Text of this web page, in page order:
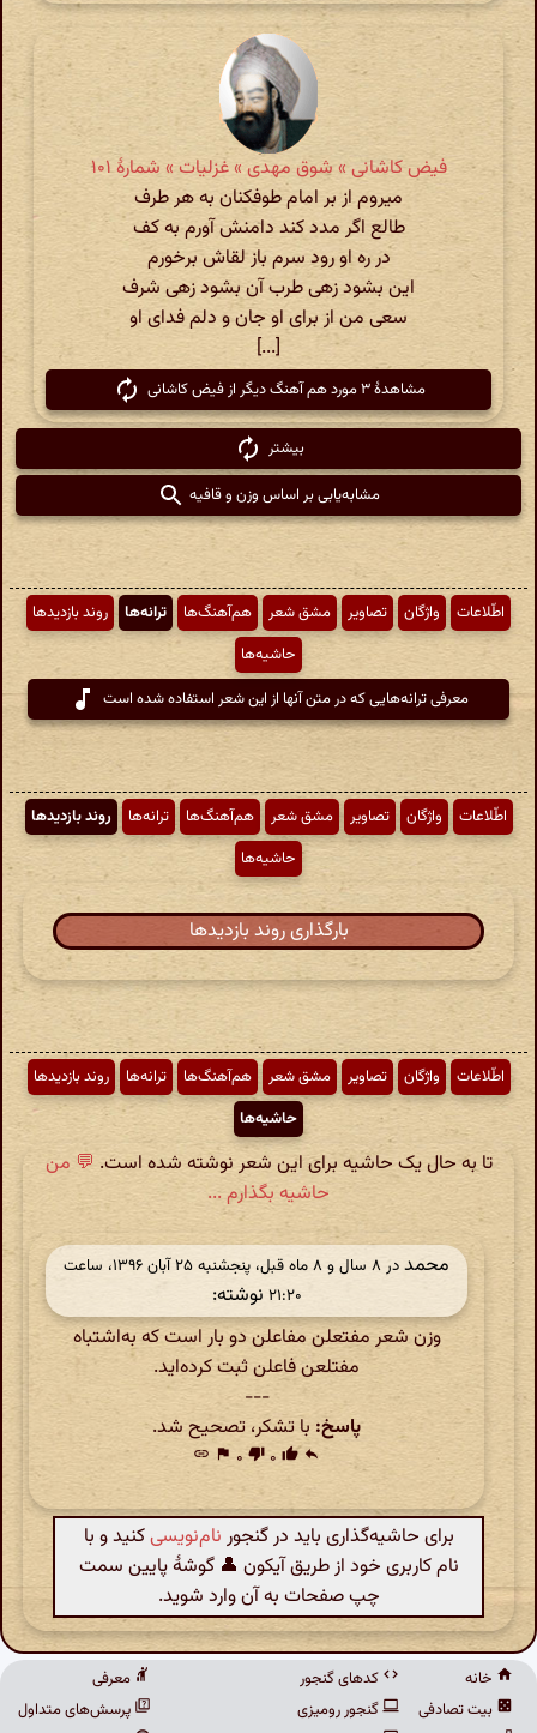
فیض کاشانی » شوق مهدی » غزلیات » شمارهٔ ۱۰۱
می‏روم از بر امام طوف‏کنان به هر طرف
طالع اگر مدد کند دامنش آورم به کف
در ره او رود سرم باز لقاش برخورم
این بشود زهی طرب آن بشود زهی شرف
سعی من از برای او جان و دلم فدای او
[...]
مشاهدهٔ ۳ مورد هم آهنگ دیگر از فیض کاشانی
بیشتر
مشابه‌یابی بر اساس وزن و قافیه
اطّلاعات واژگان تصاویر مشق شعر هم‌آهنگ‌ها ترانه‌ها
روند بازدیدها
حاشیه‌ها
معرفی ترانه‌هایی که در متن آنها از این شعر استفاده شده است
اطّلاعات واژگان تصاویر مشق شعر هم‌آهنگ‌ها ترانه‌ها
روند بازدیدها
حاشیه‌ها
بارگذاری روند بازدیدها
اطّلاعات واژگان تصاویر مشق شعر هم‌آهنگ‌ها ترانه‌ها
روند بازدیدها
حاشیه‌ها
تا به حال یک حاشیه برای این شعر نوشته شده است. 💬 من
حاشیه بگذارم ...
محمد
در ‫۸ سال و ۸ ماه قبل، پنجشنبه ۲۵ آبان ۱۳۹۶، ساعت
۲۱:۲۰ نوشته:
وزن شعر مفتعلن مفاعلن دو بار است که به‌اشتباه
مفتلعن فاعلن ثبت کرده‌اید.
---
پاسخ: با تشکر، تصحیح شد.
reply
thumb_up ۰ thumb_down ۰ flag
link
برای حاشیه‌گذاری باید در گنجور نام‌نویسیکنید و با
نام کاربری خود از طریق آیکون 👤 گوشهٔ پایین سمت
چپ صفحات به آن وارد شوید.
خانه
بیت تصادفی
کدهای گنجور
گنجور رومیزی
معرفی
پرسش‌های متداول